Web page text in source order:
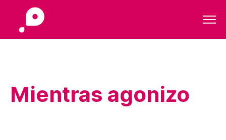
Mientras agonizo